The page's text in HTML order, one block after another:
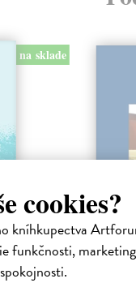
cookies?
kníhkupectva
funkčnosti,
na sklade